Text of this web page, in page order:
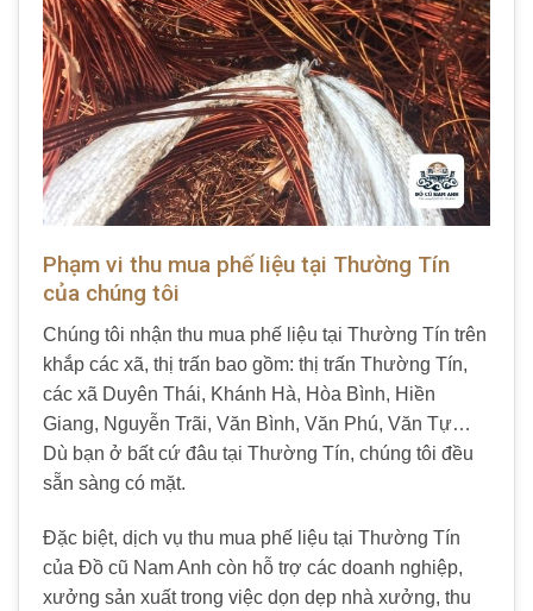
Phạm vi thu mua phế liệu tại Thường Tín
của chúng tôi
Chúng tôi nhận thu mua phế liệu tại Thường Tín trên
khắp các xã, thị trấn bao gồm: thị trấn Thường Tín,
các xã Duyên Thái, Khánh Hà, Hòa Bình, Hiền
Giang, Nguyễn Trãi, Văn Bình, Văn Phú, Văn Tự…
Dù bạn ở bất cứ đâu tại Thường Tín, chúng tôi đều
sẵn sàng có mặt.
Đặc biệt, dịch vụ thu mua phế liệu tại Thường Tín
của Đồ cũ Nam Anh còn hỗ trợ các doanh nghiệp,
xưởng sản xuất trong việc dọn dẹp nhà xưởng, thu